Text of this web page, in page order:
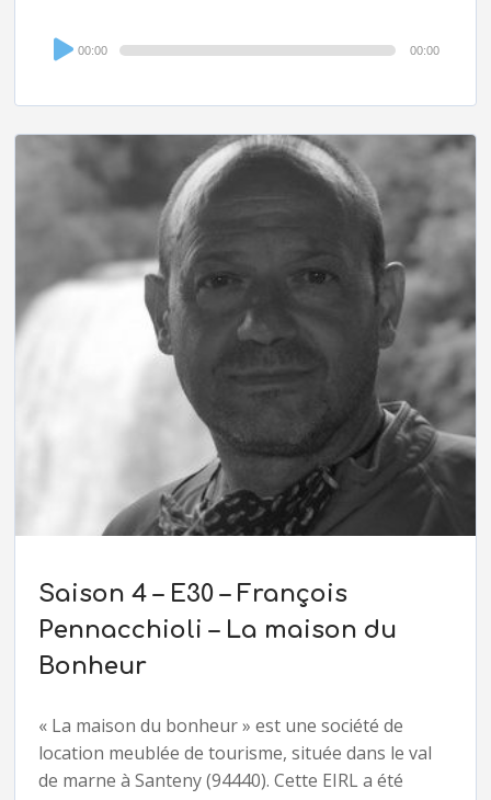
Audio
Player
00:00 00:00
Saison 4 – E30 – François
Pennacchioli – La maison du
Bonheur
« La maison du bonheur » est une société de
location meublée de tourisme, située dans le val
de marne à Santeny (94440). Cette EIRL a été